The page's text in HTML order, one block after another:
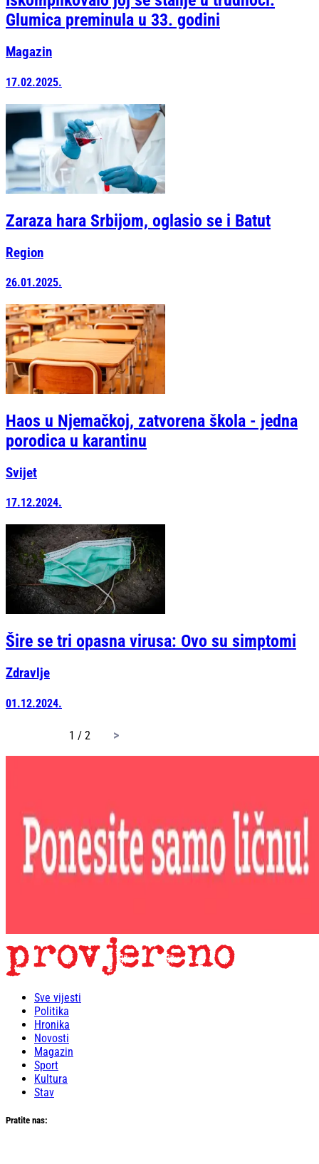
Glumica preminula u 33. godini
Magazin
17.02.2025.
Zaraza hara Srbijom, oglasio se i Batut
Region
26.01.2025.
Haos u Njemačkoj, zatvorena škola - jedna
porodica u karantinu
Svijet
17.12.2024.
Šire se tri opasna virusa: Ovo su simptomi
Zdravlje
01.12.2024.
1 / 2 page
Sve vijesti
Politika
Hronika
Novosti
Magazin
Sport
Kultura
Stav
Pratite nas: